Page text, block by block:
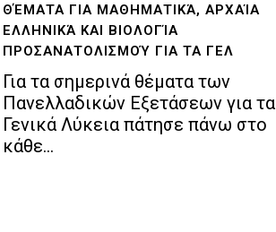
ΘΈΜΑΤΑ ΓΙΑ ΜΑΘΗΜΑΤΙΚΆ, ΑΡΧΑΊΑ
ΕΛΛΗΝΙΚΆ ΚΑΙ ΒΙΟΛΟΓΊΑ
ΠΡΟΣΑΝΑΤΟΛΙΣΜΟΎ ΓΙΑ ΤΑ ΓΕΛ
Για τα σημερινά θέματα των
Πανελλαδικών Εξετάσεων για τα
Γενικά Λύκεια πάτησε πάνω στο
κάθε...